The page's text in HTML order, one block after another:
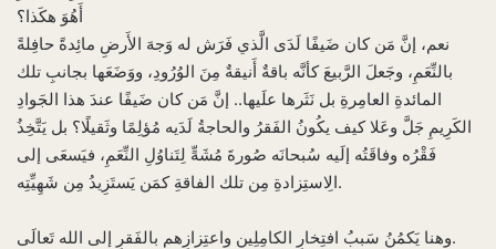
أَهُوَ هكَذا؟
نعم، إنَّ مَن كان ضَيفًا لَدَى الَّذي فَرَش له وَجهَ الأَرضِ مائِدةً حافِلةً
بالنِّعَمِ، وجَعلَ الرَّبيعَ كأنَّه باقةٌ أَنيقةٌ مِنَ الوُرُودِ، ووَضَعَها بجانبِ تلك
المائدةِ العامِرةِ بل نَثَرها علَيها.. إنَّ مَن كان ضَيفًا عندَ هذا الجَوادِ
الكَرِيمِ جَلَّ وعَلا كيف يكُونُ الفَقرُ والحاجةُ لَدَيه مُؤلِمًا وثَقيلًا؟ بل يَتَّخِذُ
فَقْرُه وفاقَتُه إلَيه سُبحانَه صُورةَ مُشَهٍّ لِتَناوُلِ النِّعَمِ، فيَسعَى إلى
الِاستِزادةِ مِن تلك الفاقةِ كمَن يَستَزِيدُ مِن شَهِيِّتِه.
وهنا يَكمُنُ سَببُ افتِخارِ الكامِلِين واعتِزازِهم بالفَقرِ إلى الله تَعالَى.